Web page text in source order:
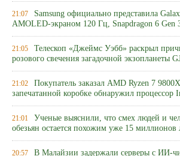
21:07 Samsung официально представила
AMOLED-экраном 120 Гц, Snapdragon 6 Gen
21:05 Телескоп «Джеймс Уэбб» раскрыл
розового свечения загадочной экзопланеты
21:02 Покупатель заказал AMD Ryzen 7
запечатанной коробке обнаружил процессор
21:01 Ученые выяснили, что смех людей и
обезьян остается похожим уже 15 миллионов
20:57 В Малайзии задержали серверы с ИИ-